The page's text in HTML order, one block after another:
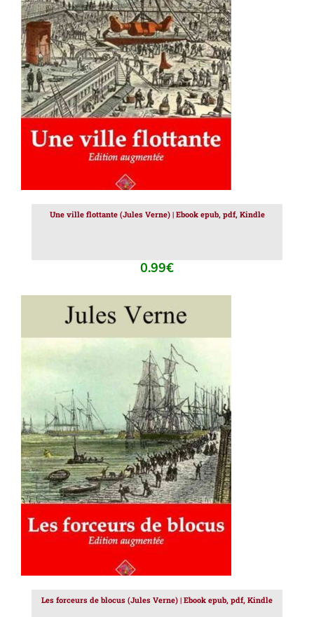
AJOUTER AU PANIER / DÉTAILS
Une ville flottante (Jules Verne) | Ebook epub, pdf, Kindle
0.99€
AJOUTER AU PANIER / DÉTAILS
Les forceurs de blocus (Jules Verne) | Ebook epub, pdf, Kindle